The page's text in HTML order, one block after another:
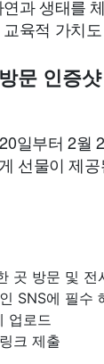
과 생태를
육적 가치
문 인증
일부터 2월
선물이 제
곳 방문 및 전
SNS에 필수
업로드
크 제출